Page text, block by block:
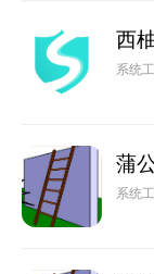
西
系统
蒲
系统